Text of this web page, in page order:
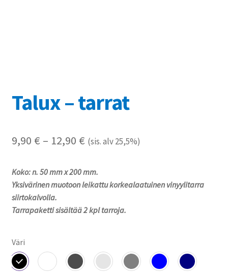
Teollisuus & Kiinteistö
Toimitusehdot
Värikartta
Kassa
Talux – tarrat
9,90 € – 12,90 €Hintaluokka:
-
(sis. alv 25,5%)
Koko: n. 50 mm x 200 mm.
Yksivärinen muotoon leikattu korkealaatuinen vinyylitarra
siirtokalvolla.
Tarrapaketti sisältää 2 kpl tarroja.
Väri